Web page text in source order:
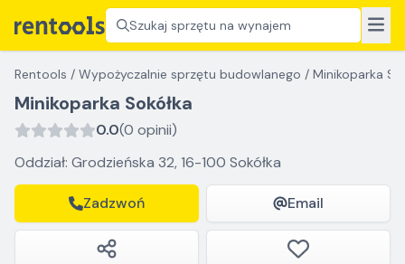
Szukaj sprzętu na wynajem
Rentools / Wypożyczalnie sprzętu budowlanego / Minikoparka
Minikoparka Sokółka
0.0(0 opinii)
Oddział: Grodzieńska 32, 16-100 Sokółka
Zadzwoń Email